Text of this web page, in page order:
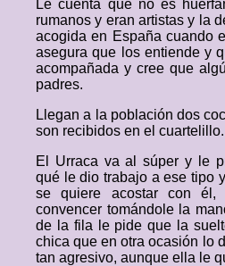
Le cuenta que no es
rumanos y eran artistas y la
acogida en España cuando
asegura que los entiende y
acompañada y cree que
padres.
Llegan a la población dos
son recibidos en el cuartelillo.
El Urraca va al súper y le
qué le dio trabajo a ese tipo
se quiere acostar con
convencer tomándole la
de la fila le pide que la
chica que en otra ocasión lo
tan agresivo, aunque ella le